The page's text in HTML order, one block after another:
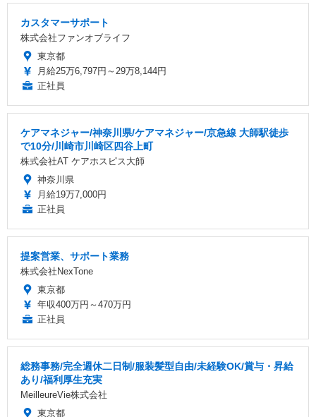
カスタマーサポート
株式会社ファンオブライフ
東京都
月給25万6,797円～29万8,144円
正社員
ケアマネジャー/神奈川県/ケアマネジャー/京急線 大師駅徒歩
で10分/川崎市川崎区四谷上町
株式会社AT ケアホスピス大師
神奈川県
月給19万7,000円
正社員
提案営業、サポート業務
株式会社NexTone
東京都
年収400万円～470万円
正社員
総務事務/完全週休二日制/服装髪型自由/未経験OK/賞与・昇給
あり/福利厚生充実
MeilleureVie株式会社
東京都